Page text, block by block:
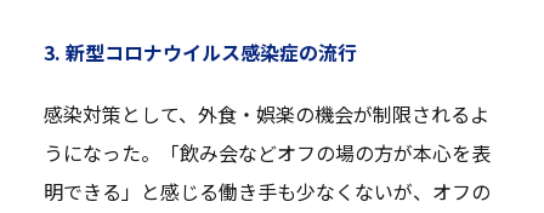
3. 新型コロナウイルス感染症の流行
感染対策として、外食・娯楽の機会が制限されるよ
うになった。「飲み会などオフの場の方が本心を表
明できる」と感じる働き手も少なくないが、オフの